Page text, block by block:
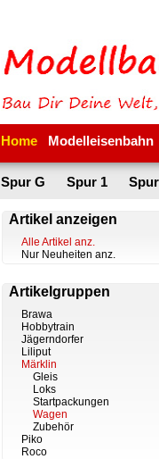
Home Modelleisenbahn
Spur G Spur 1
Artikel anzeigen
Alle Artikel anz.
Nur Neuheiten anz.
Artikelgruppen
Brawa
Hobbytrain
Jägerndorfer
Liliput
Märklin
Gleis
Loks
Startpackungen
Wagen
Zubehör
Piko
Roco